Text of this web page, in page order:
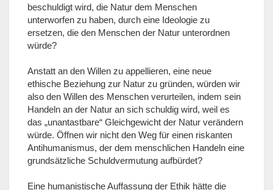
beschuldigt wird, die Natur dem Menschen
unterworfen zu haben, durch eine Ideologie zu
ersetzen, die den Menschen der Natur unterordnen
würde?
Anstatt an den Willen zu appellieren, eine neue
ethische Beziehung zur Natur zu gründen, würden wir
also den Willen des Menschen verurteilen, indem sein
Handeln an der Natur an sich schuldig wird, weil es
das „unantastbare“ Gleichgewicht der Natur verändern
würde. Öffnen wir nicht den Weg für einen riskanten
Antihumanismus, der dem menschlichen Handeln eine
grundsätzliche Schuldvermutung aufbürdet?
Eine humanistische Auffassung der Ethik hätte die